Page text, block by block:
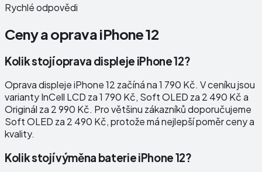
Rychlé odpovědi
Ceny a opravaiPhone 12
Kolik stojí oprava displeje iPhone 12?
Oprava displeje iPhone 12 začíná na 1 790 Kč. V ceníku jsou
varianty InCell LCD za 1 790 Kč, Soft OLED za 2 490 Kč a
Originál za 2 990 Kč. Pro většinu zákazníků doporučujeme
Soft OLED za 2 490 Kč, protože má nejlepší poměr ceny a
kvality.
Kolik stojí výměna baterie iPhone 12?